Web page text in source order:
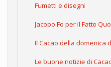
Fumetti e disegni
Jacopo Fo per il Fatto
Il Cacao della domenica
Le buone notizie di